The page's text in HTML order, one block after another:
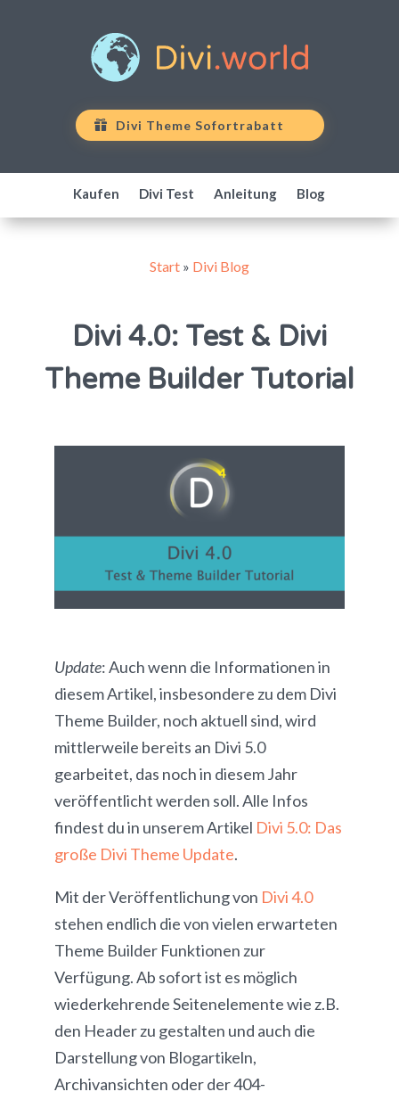
Divi Theme Sofortrabatt
Kaufen Divi Test Anleitung Blog
Start » Divi Blog
Divi 4.0: Test & Divi
Theme Builder Tutorial
Update: Auch wenn die Informationen in
diesem Artikel, insbesondere zu dem Divi
Theme Builder, noch aktuell sind, wird
mittlerweile bereits an Divi 5.0
gearbeitet, das noch in diesem Jahr
veröffentlicht werden soll. Alle Infos
findest du in unserem Artikel Divi 5.0: Das
große Divi Theme Update.
Mit der Veröffentlichung von Divi 4.0
stehen endlich die von vielen erwarteten
Theme Builder Funktionen zur
Verfügung. Ab sofort ist es möglich
wiederkehrende Seitenelemente wie z.B.
den Header zu gestalten und auch die
Darstellung von Blogartikeln,
Archivansichten oder der 404-